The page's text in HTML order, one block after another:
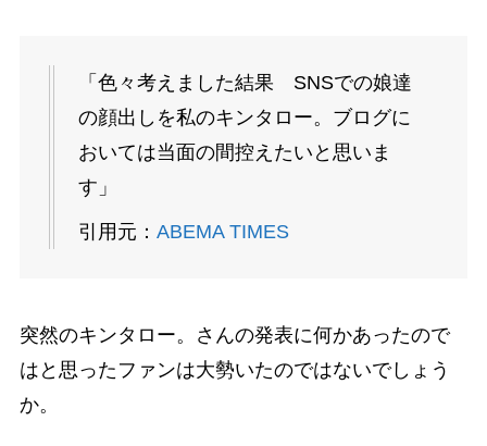
「色々考えました結果 SNSでの娘達
の顔出しを私のキンタロー。ブログに
おいては当面の間控えたいと思いま
す」
引用元： ABEMA TIMES
突然のキンタロー。さんの発表に何かあったので
はと思ったファンは大勢いたのではないでしょう
か。